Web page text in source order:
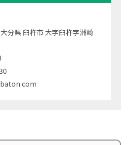
分県 臼杵市 大字臼杵字洲崎